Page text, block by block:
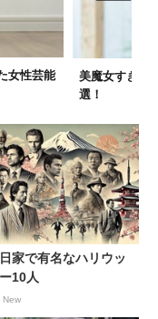
女性芸能
美魔女すぎ注
選！
家で有名なハリウッ
10人
New